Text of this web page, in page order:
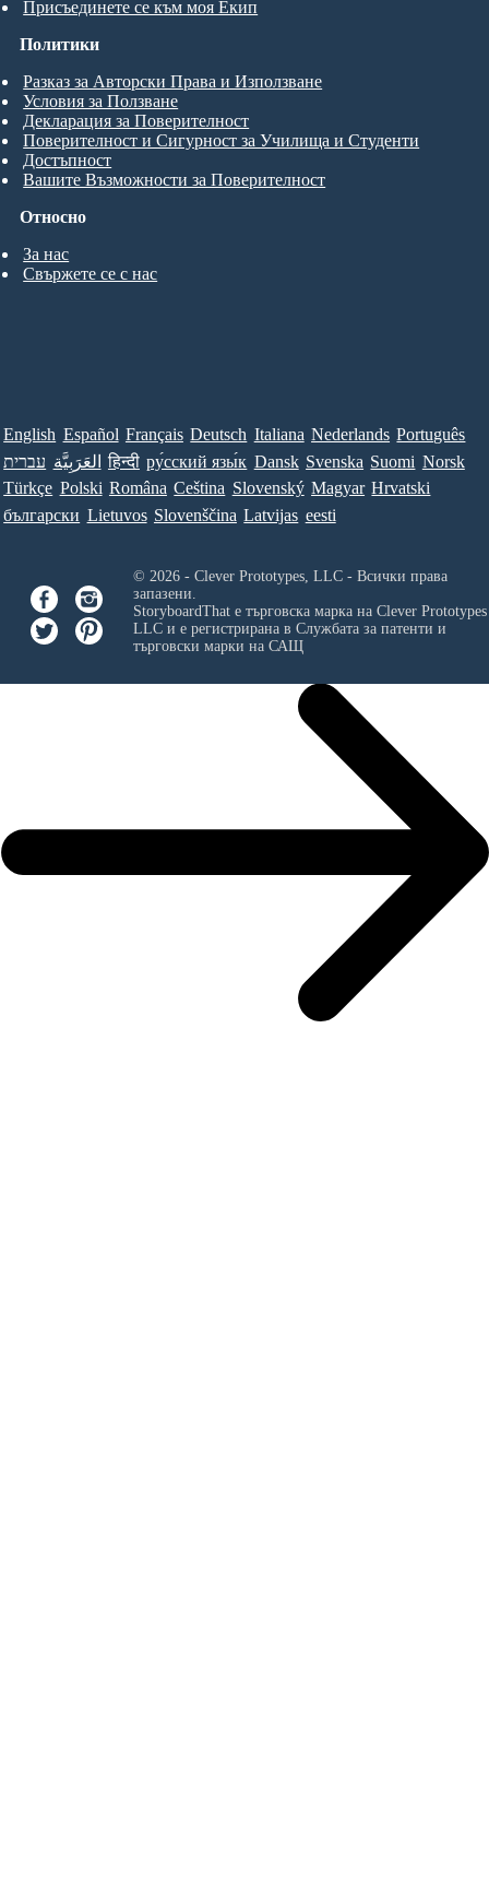
Присъединете се към моя Екип
Относно
За нас
Свържете се с нас
Политики
Разказ за Авторски Права и Използване
Условия за Ползване
Декларация за Поверителност
Поверителност и Сигурност за Училища и Студенти
Достъпност
Вашите Възможности за Поверителност
English Español Français Deutsch Italiana Nederlands Português
עברית العَرَبِيَّة हिन्दी ру́сский язы́к Dansk Svenska Suomi Norsk
Türkçe Polski Româna Ceština Slovenský Magyar Hrvatski
български Lietuvos Slovenščina Latvijas eesti
© 2026 - Clever Prototypes, LLC - Всички права
запазени.
StoryboardThat е търговска марка на Clever
LLCи е регистрирана в Службата за патенти и
търговски марки на САЩ